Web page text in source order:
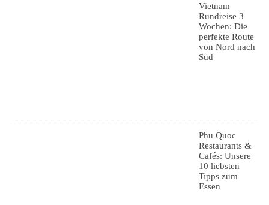
Vietnam
Rundreise 3
Wochen: Die
perfekte Route
von Nord nach
Süd
Phu Quoc
Restaurants &
Cafés: Unsere
10 liebsten
Tipps zum
Essen